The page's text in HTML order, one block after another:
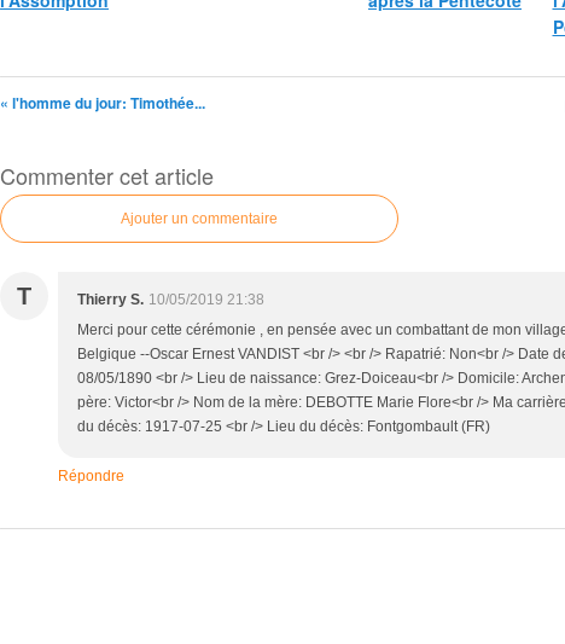
« l'homme du jour: Timothée...
Commenter cet article
Ajouter un commentaire
T Thierry S. 10/05/2019 21:38
Merci pour cette cérémonie , en pensée avec un combattant de mon
Belgique --Oscar Ernest VANDIST <br /> <br /> Rapatrié: Non<br /> Date
08/05/1890 <br /> Lieu de naissance: Grez-Doiceau<br /> Domicile:
père: Victor<br /> Nom de la mère: DEBOTTE Marie Flore<br /> Ma
du décès: 1917-07-25 <br /> Lieu du décès: Fontgombault (FR)
Répondre